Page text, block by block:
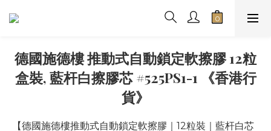
德國施德樓 推動式自動鎖定軟擦膠 12粒
盒裝, 藍杆白擦膠芯 #525PS1-1 《香港行
貨》
【德國施德樓推動式自動鎖定軟擦膠｜12粒裝｜藍杆白芯